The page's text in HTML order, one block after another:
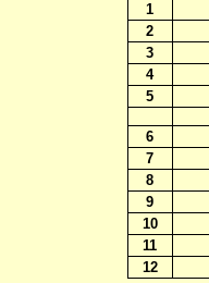
1
2
3
4
5
6
7
8
9
10
11
12